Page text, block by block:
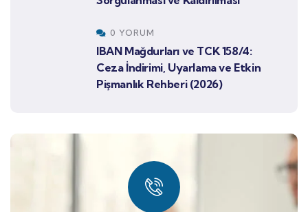
0 YORUM
IBAN Mağdurları ve TCK 158/4:
Ceza İndirimi, Uyarlama ve Etkin
Pişmanlık Rehberi (2026)